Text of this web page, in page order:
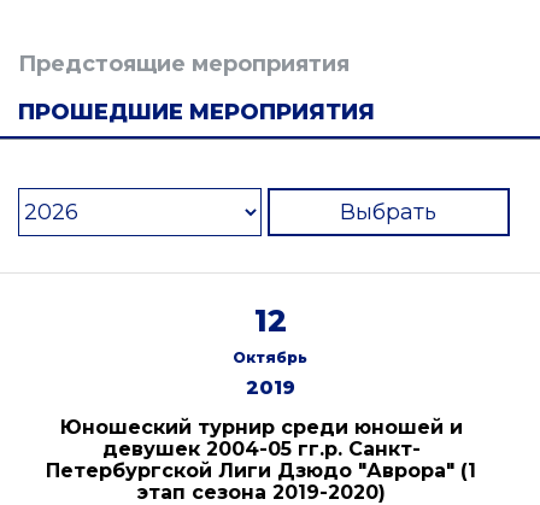
Предстоящие мероприятия
ПРОШЕДШИЕ МЕРОПРИЯТИЯ
Выбрать
12
Октябрь
2019
Юношеский турнир среди юношей и
девушек 2004-05 гг.р. Санкт-
Петербургской Лиги Дзюдо "Аврора" (1
этап сезона 2019-2020)